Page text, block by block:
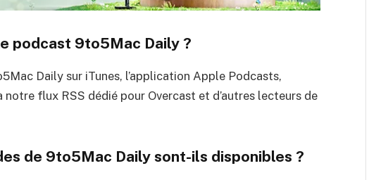
podcast 9to5Mac Daily ?
Daily sur iTunes, l’application Apple Podcasts,
flux RSS dédié pour Overcast et d’autres lecteurs de
de 9to5Mac Daily sont-ils disponibles ?